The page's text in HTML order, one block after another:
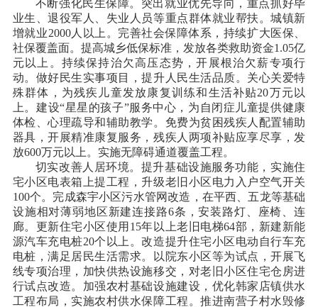
不断强化民生保障。突出就业优先导向，重点抓好毕
业生、退役军人、失业人员等重点群体就业帮扶。城镇新
增就业2000人以上。完善社会保障体系，持续扩大医保、
社保覆盖面。提高城乡低保标准，发放各类救助资金1.05亿
元以上。持续保持治欠高压态势，开展根治欠薪专项行
动。做好民生实事项目，提升人民生活品质。关心关爱特
殊群体，为残疾儿童发放康复训练和生活补贴20万元以
上。建设“星星的孩子”服务中心，为自闭症儿童提供健康
体检、心理疏导和辅助教学。免费为贫困残疾人配置辅助
器具，开展精准康复服务，残疾人两项补贴应享尽享，发
放600万元以上。实施无障碍通道覆盖工程。
切实改善人居环境。提升基础设施服务功能，实施住
宅小区电表箱上提工程，升级老旧小区电力入户空气开关
100个。完成森宇小区污水管网改造，在平西、五龙等基础
设施相对薄弱地区新建连接路6条，安装路灯、座椅、连
廊。更新住宅小区使用15年以上老旧电梯64部，新建新能
源汽车充电桩20个以上。改造提升住宅小区电动自行车充
电桩，满足居民生活需求。以院东小区等为试点，开展飞
线专项治理，加快供热设施移交，对老旧小区住宅仓房进
行试点改造。加强农村基础设施建设，优化韩家店镇供水
工程布局，实施农村供水保障工程。推进南营子村水毁修